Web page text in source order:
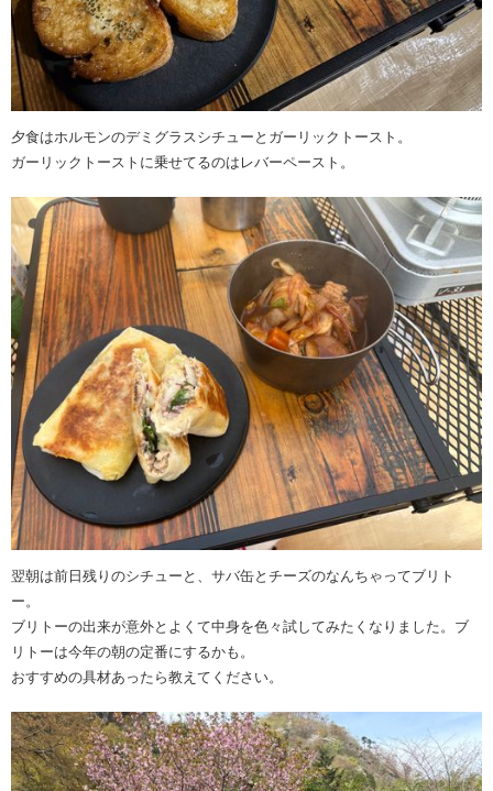
夕食はホルモンのデミグラスシチューとガーリックトースト。
ガーリックトーストに乗せてるのはレバーペースト。
翌朝は前日残りのシチューと、サバ缶とチーズのなんちゃってブリト
ー。
ブリトーの出来が意外とよくて中身を色々試してみたくなりました。ブ
リトーは今年の朝の定番にするかも。
おすすめの具材あったら教えてください。